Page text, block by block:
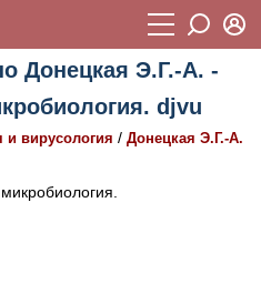
Донецкая Э.Г.-А. -
djvu
и вирусология / Донецкая Э.Г.-А.